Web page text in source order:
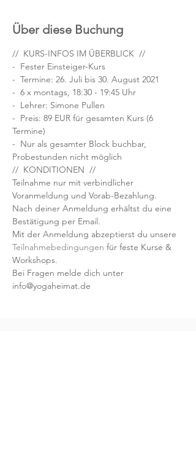
Über diese Buchung
//  KURS-INFOS IM ÜBERBLICK  //
-  Fester Einsteiger-Kurs
-  Termine: 26. Juli bis 30. August 2021
-  6 x montags, 18:30 - 19:45 Uhr
-  Lehrer: Simone Pullen
-  Preis: 89 EUR für gesamten Kurs (6
Termine)
-  Nur als gesamter Block buchbar,
Probestunden nicht möglich
//  KONDITIONEN  //
Teilnahme nur mit verbindlicher
Voranmeldung und Vorab-Bezahlung.
Nach deiner Anmeldung erhältst du eine
Bestätigung per Email.
Mit der Anmeldung abzeptierst du unsere
Teilnahmebedingungen für feste Kurse &
Workshops.
Bei Fragen melde dich unter
info@yogaheimat.de